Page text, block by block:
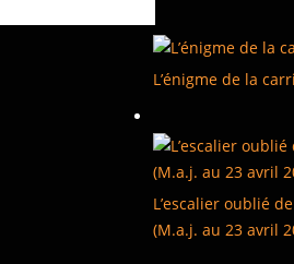
L’énigme de la
L’escalier oublié
(M.a.j. au 23 avril